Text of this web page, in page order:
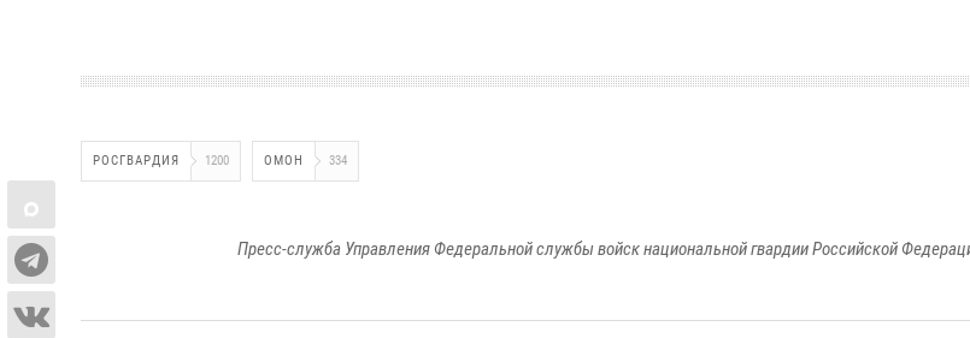
РОСГВАРДИЯ 1200 ОМОН 334
Пресс-служба Управления Федеральной службы войск национальной гвардии Российской